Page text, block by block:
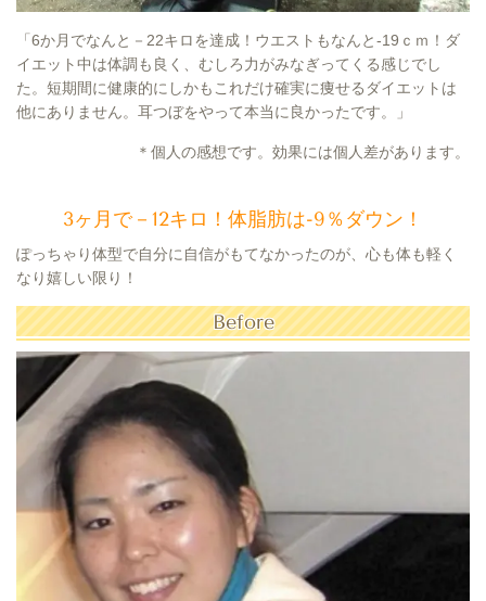
「6か月でなんと－22キロを達成！ウエストもなんと-19ｃｍ！ダ
イエット中は体調も良く、むしろ力がみなぎってくる感じでし
た。短期間に健康的にしかもこれだけ確実に痩せるダイエットは
他にありません。耳つぼをやって本当に良かったです。」
＊個人の感想です。効果には個人差があります。
3ヶ月で－12キロ！体脂肪は-9％ダウン！
ぽっちゃり体型で自分に自信がもてなかったのが、心も体も軽く
なり嬉しい限り！
Before